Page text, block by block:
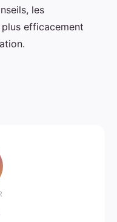
les
efficacement